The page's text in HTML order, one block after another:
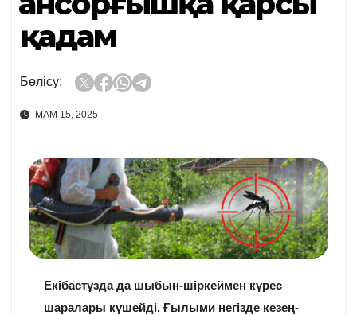
қадам
Бөлісу:
МАМ 15, 2025
Екібастұзда да шыбын-шіркеймен күрес
шаралары күшейді. Ғылыми негізде кезең-